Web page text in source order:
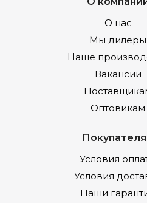
О нас
Мы дилеры
Наше
Вакансии
Оптовикам
Условия
Условия
Наши